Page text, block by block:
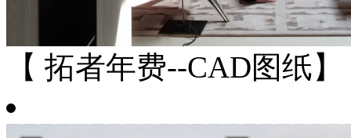
【 拓者年费--CAD图纸】